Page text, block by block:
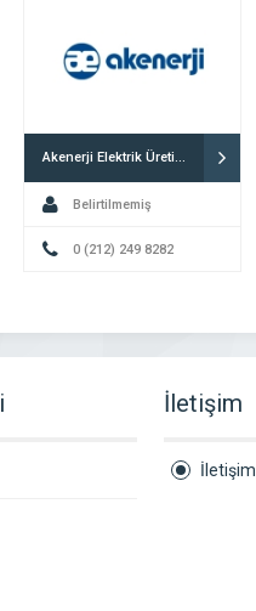
Akenerji Elektrik Üretim A.Ş. İstanbul
Belirtilmemiş
0 (212) 249 8282
İletişim
İletişim